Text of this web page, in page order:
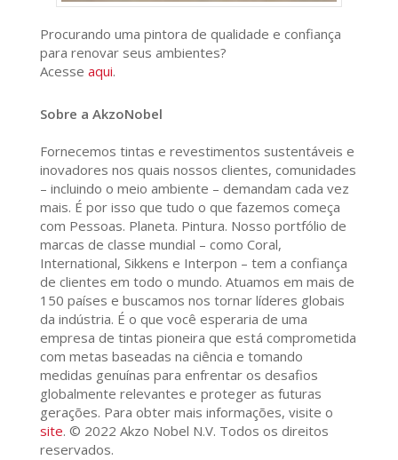
Procurando uma pintora de qualidade e confiança
para renovar seus ambientes?
Acesse aqui.
Sobre a AkzoNobel
Fornecemos tintas e revestimentos sustentáveis e
inovadores nos quais nossos clientes, comunidades
– incluindo o meio ambiente – demandam cada vez
mais. É por isso que tudo o que fazemos começa
com Pessoas. Planeta. Pintura. Nosso portfólio de
marcas de classe mundial – como Coral,
International, Sikkens e Interpon – tem a confiança
de clientes em todo o mundo. Atuamos em mais de
150 países e buscamos nos tornar líderes globais
da indústria. É o que você esperaria de uma
empresa de tintas pioneira que está comprometida
com metas baseadas na ciência e tomando
medidas genuínas para enfrentar os desafios
globalmente relevantes e proteger as futuras
gerações. Para obter mais informações, visite o
site. © 2022 Akzo Nobel N.V. Todos os direitos
reservados.